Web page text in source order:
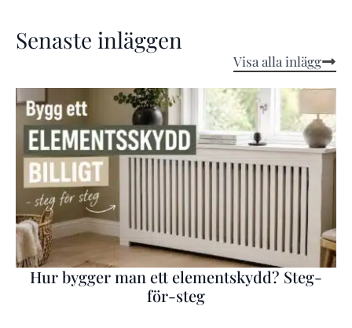
Senaste inläggen
Visa alla inlägg
Hur bygger man ett elementskydd? Steg-
för-steg